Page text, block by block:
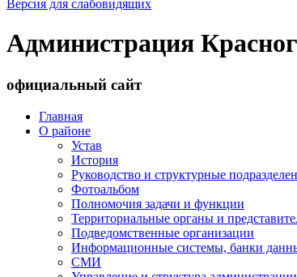
Версия для слабовидящих
Администрация
официальный сайт
Главная
О районе
Устав
История
Руководство и структурные
Фотоальбом
Полномочия задачи и функции
Территориальные органы и
Подведомственные организации
Информационные системы, банки
СМИ